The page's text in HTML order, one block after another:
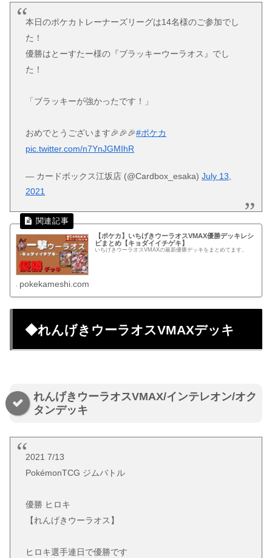
本日のポケカトレーナーズリーグは14名様のご参加でし
た！
優勝はとーすたー様の『ブラッキーウーラオス』でし
た！
「ブラッキーが強かったです！」
おめでとうございます🎉🎉🎉#ポケカ
pic.twitter.com/n7YnJGMIhR
— カードボックス江坂店 (@Cardbox_esaka)July 13,
2021
【ポケカ】いちげきウーラオスVMAX優勝デッキレシ
ピまとめ【キョダイイチゲキ】
いちげきウーラオスVMAXの最新優勝デッキをまとめてます。
pokekameshi.com
◆れんげきウーラオスVMAXデッキ
れんげきウーラオスVMAX/インテレオン/オク
タンデッキ
2021 7/13
PokémonTCG ジムバトル
優勝 ヒロキ
【れんげきウーラオス】
ヒロキ選手連日で優勝です